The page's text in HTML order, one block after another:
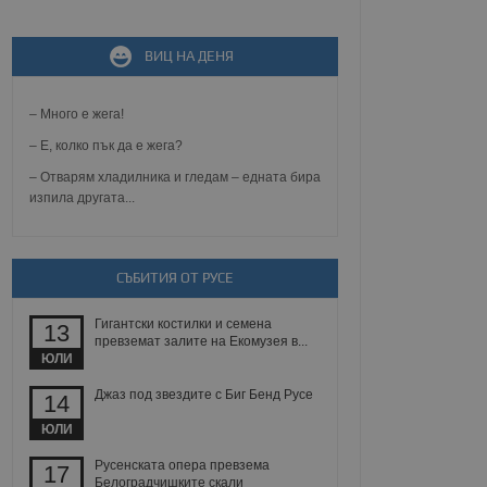
ВИЦ НА ДЕНЯ
– Много е жега!
– Е, колко пък да е жега?
– Отварям хладилника и гледам – едната бира
изпила другата...
СЪБИТИЯ ОТ РУСЕ
13
ЮЛИ
Гигантски костилки и семена
превземат залите на Екомузея в...
14
ЮЛИ
Джаз под звездите с Биг Бенд Русе
17
Русенската опера превзема
Белоградчишките скали
зададена от уеб
MVC
неразрешеното
при затваряне
за тяхното
данни за съгласието
политики и
между хората
уебсайт.
на
бисквитките,
и
и предоставя
използва
потребител може